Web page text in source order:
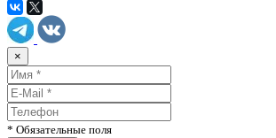
×
* Обязательные поля